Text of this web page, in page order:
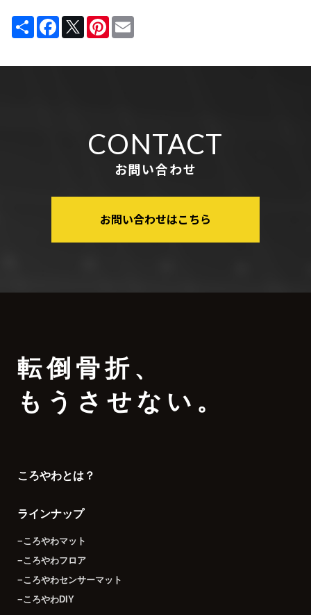
Share FacebookTwitterPinterest
CONTACT
お問い合わせ
お問い合わせはこちら
転倒骨折 、
もうさせない。
ころやわとは？
ラインナップ
−ころやわマット
−ころやわフロア
−ころやわセンサーマット
−ころやわDIY